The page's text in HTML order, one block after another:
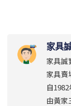
家具
家具誠
家具賣
自
由黃家